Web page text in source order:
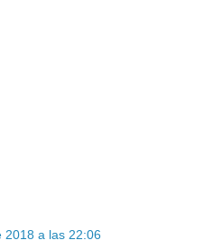
2018 a las 22:06